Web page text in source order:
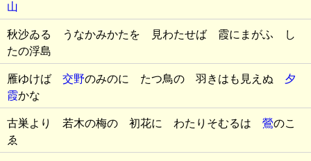
山
秋沙ゐる うなかみかたを 見わたせば 霞にまがふ し
たの浮島
雁ゆけば 交野のみのに たつ鳥の 羽きはも見えぬ 夕
霞かな
古巣より 若木の梅の 初花に わたりそむるは 鶯のこ
ゑ